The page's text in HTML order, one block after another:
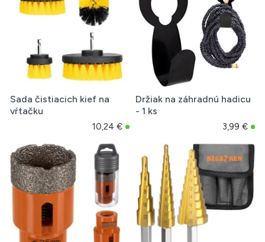
Sada čistiacich kief na
vŕtačku
10,24 €
Držiak na záhradnú hadicu
- 1 ks
3,99 €